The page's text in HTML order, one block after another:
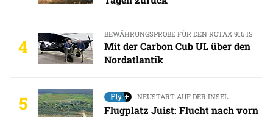
4
BEWÄHRUNGSPROBE FÜR DEN ROTAX 916 IS
Mit der Carbon Cub UL über den
Nordatlantik
5 NEUSTART AUF DER INSEL
Flugplatz Juist: Flucht nach vorn